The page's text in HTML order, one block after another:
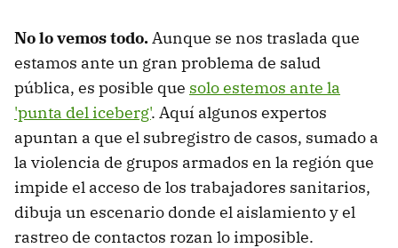
No lo vemos todo.Aunque se nos traslada que
estamos ante un gran problema de salud
pública, es posible que solo estemos ante la
'punta del iceberg'. Aquí algunos expertos
apuntan a que el subregistro de casos, sumado a
la violencia de grupos armados en la región que
impide el acceso de los trabajadores sanitarios,
dibuja un escenario donde el aislamiento y el
rastreo de contactos rozan lo imposible.